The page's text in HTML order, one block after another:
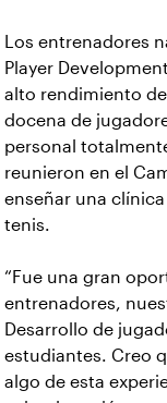
Los entrenadores
Player
alto rendimiento de
docena de
personal
reunieron en el
enseñar una
tenis.
“Fue una gran
entrenadores,
Desarrollo de
estudiantes. Creo
algo de esta